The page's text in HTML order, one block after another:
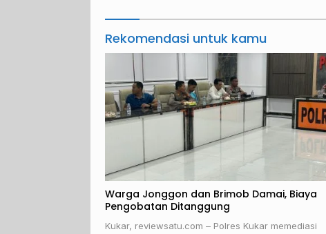
Rekomendasi untuk kamu
Warga Jonggon dan Brimob Damai, Biaya
Pengobatan Ditanggung
Kukar, reviewsatu.com – Polres Kukar memediasi